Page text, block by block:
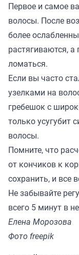
Первое и самое
волосы. После
более
растягиваются,
ломаться.
Если вы часто
узелками на
гребешок с
только усугубит
волосы.
Помните, что
от кончиков к
сохранить, и все
Не забывайте
всего 5 минут в
Елена Морозова
Фото freepik